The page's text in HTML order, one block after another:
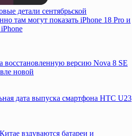
детали сентябрьской
там могут показать iPhone 18 Pro и
восстановленную версию Nova 8 SE
новой
дата выпуска смартфона HTC U23
вздуваются батареи и